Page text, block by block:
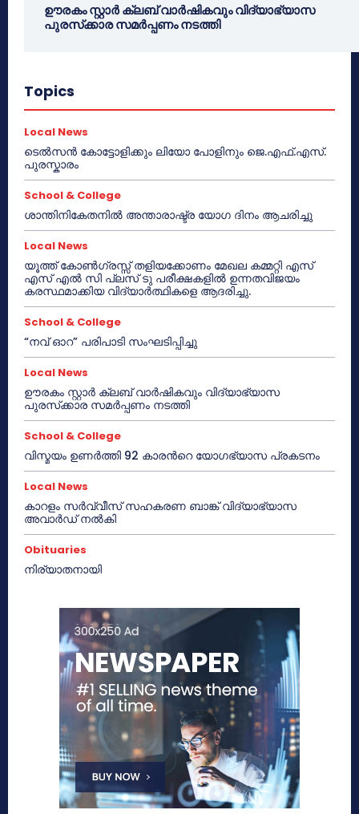
ഊരകം സ്റ്റാർ ക്ലബ് വാർഷികവും വിദ്യാഭ്യാസ
പുരസ്‌ക്കാര സമർപ്പണം നടത്തി
Topics
Local News
ടെൽസൻ കോട്ടോളിക്കും ലിയോ പോളിനും ജെ.എഫ്.എസ്.
പുരസ്കാരം
School & College
ശാന്തിനികേതനിൽ അന്താരാഷ്ട്ര യോഗ ദിനം ആചരിച്ചു
Local News
യൂത്ത് കോൺഗ്രസ്സ് തളിയക്കോണം മേഖല കമ്മറ്റി എസ്
എസ് എൽ സി പ്ലസ് ടു പരീക്ഷകളിൽ ഉന്നതവിജയം
കരസ്ഥമാക്കിയ വിദ്യാർത്ഥികളെ ആദരിച്ചു.
School & College
“നവ് ഓറ” പരിപാടി സംഘടിപ്പിച്ചു
Local News
ഊരകം സ്റ്റാർ ക്ലബ് വാർഷികവും വിദ്യാഭ്യാസ
പുരസ്‌ക്കാര സമർപ്പണം നടത്തി
School & College
വിസ്മയം ഉണർത്തി 92 കാരൻറെ യോഗഭ്യാസ പ്രകടനം
Local News
കാറളം സർവ്വീസ് സഹകരണ ബാങ്ക് വിദ്യാഭ്യാസ
അവാർഡ് നൽകി
Obituaries
നിര്യാതനായി